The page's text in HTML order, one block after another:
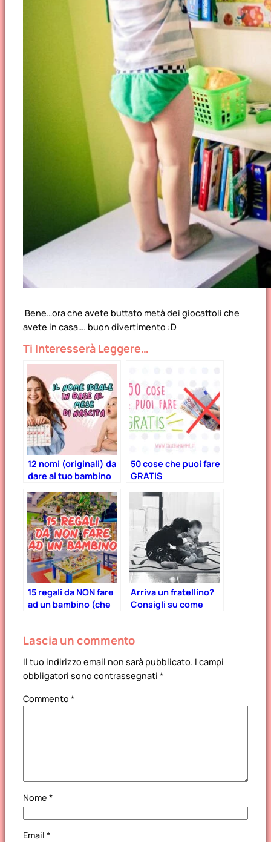
Bene…ora che avete buttato metà dei giocattoli che
avete in casa…. buon divertimento :D
Ti Interesserà Leggere…
12 nomi (originali) da
dare al tuo bambino
nascita!
50 cose che puoi fare
GRATIS
15 regali da NON fare
ad un bambino (che
Arriva un fratellino?
Consigli su come
primo giorno
Lascia un commento
Il tuo indirizzo email non sarà pubblicato. I campi
obbligatori sono contrassegnati *
Commento *
Nome *
Email *